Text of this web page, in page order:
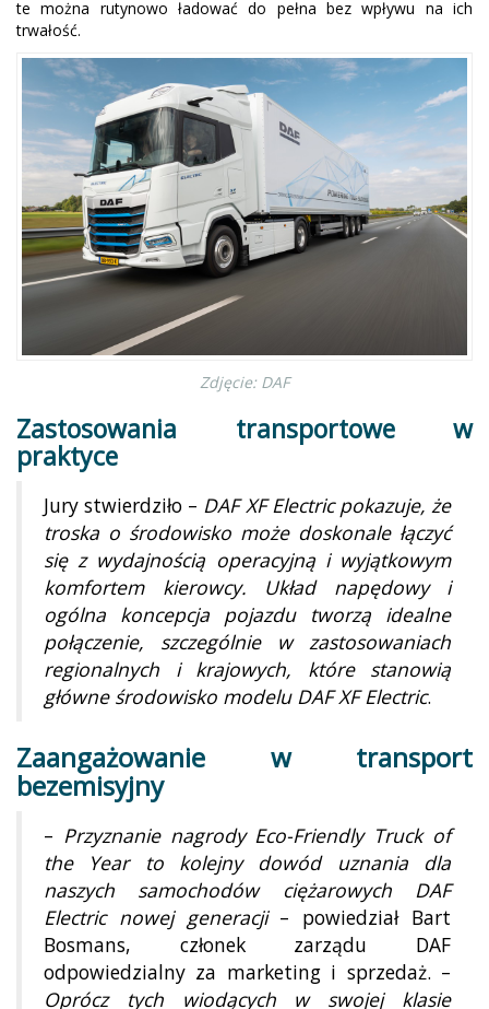
te można rutynowo ładować do pełna bez wpływu na ich
trwałość.
Zdjęcie: DAF
Zastosowania transportowe w
praktyce
Jury stwierdziło – DAF XF Electric pokazuje, że
troska o środowisko może doskonale łączyć
się z wydajnością operacyjną i wyjątkowym
komfortem kierowcy. Układ napędowy i
ogólna koncepcja pojazdu tworzą idealne
połączenie, szczególnie w zastosowaniach
regionalnych i krajowych, które stanowią
główne środowisko modelu DAF XF Electric.
Zaangażowanie w transport
bezemisyjny
– Przyznanie nagrody Eco-Friendly Truck of
the Year to kolejny dowód uznania dla
naszych samochodów ciężarowych DAF
Electric nowej generacji– powiedział Bart
Bosmans, członek zarządu DAF
odpowiedzialny za marketing i sprzedaż. –
Oprócz tych wiodących w swojej klasie